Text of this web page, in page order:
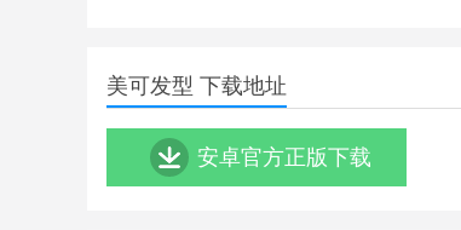
美可发型 下载地址
安卓官方正版下载